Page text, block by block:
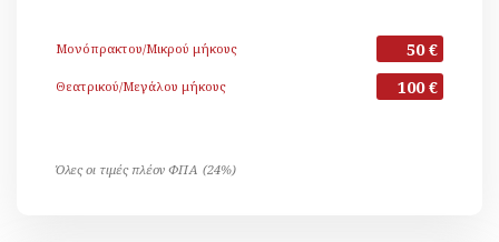
Μονόπρακτου/Μικρού μήκους 50 €
Θεατρικού/Μεγάλου μήκους 100 €
Όλες οι τιμές πλέον ΦΠΑ (24%)